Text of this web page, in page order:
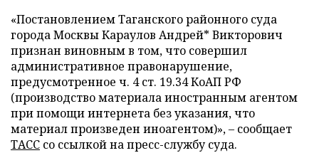
«Постановлением Таганского районного суда
города Москвы Караулов Андрей* Викторович
признан виновным в том, что совершил
административное правонарушение,
предусмотренное ч. 4 ст. 19.34 КоАП РФ
(производство материала иностранным агентом
при помощи интернета без указания, что
материал произведен иноагентом)», – сообщает
ТАСС со ссылкой на пресс-службу суда.